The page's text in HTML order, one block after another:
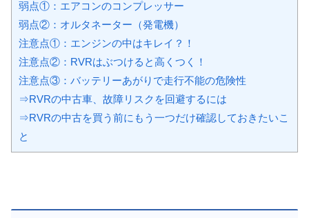
弱点①：エアコンのコンプレッサー
弱点②：オルタネーター（発電機）
注意点①：エンジンの中はキレイ？！
注意点②：RVRはぶつけると高くつく！
注意点③：バッテリーあがりで走行不能の危険性
⇒RVRの中古車、故障リスクを回避するには
⇒RVRの中古を買う前にもう一つだけ確認しておきたいこ
と